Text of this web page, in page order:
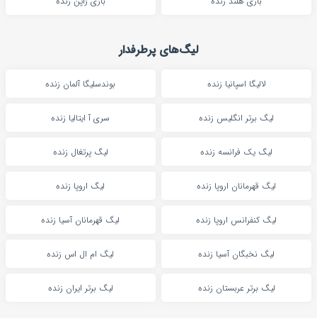
لیگ‌های پرطرفدار
لالیگا اسپانیا زنده بوندسلیگا آلمان زنده
لیگ برتر انگلیس زنده سری آ ایتالیا زنده
لیگ یک فرانسه زنده لیگ پرتغال زنده
لیگ قهرمانان اروپا زنده لیگ اروپا زنده
لیگ کنفرانس اروپا زنده لیگ قهرمانان آسیا زنده
لیگ نخبگان آسیا زنده لیگ ام ال اس زنده
لیگ برتر عربستان زنده لیگ برتر ایران زنده